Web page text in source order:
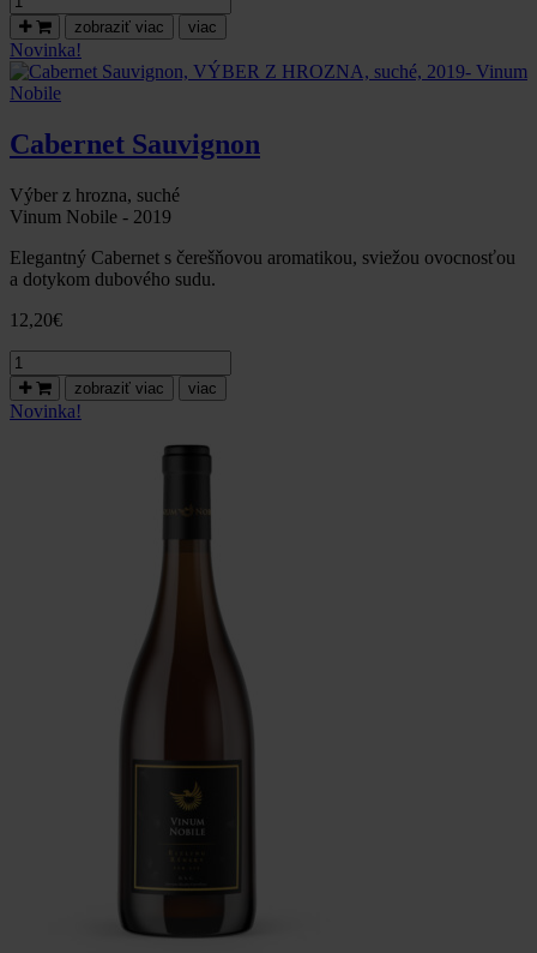
Chardonnay
SUR
LIE,
neskorý
zber,
2022-
Nobile
zobraziť viac viac
Novinka!
Cabernet Sauvignon
Výber z hrozna, suché
Vinum Nobile - 2019
Elegantný Cabernet s čerešňovou aromatikou, sviežou ovocnosťou
a dotykom dubového sudu.
12,20€
množstvo
Cabernet
Sauvignon,
VÝBER
zobraziť viac viac
Novinka!